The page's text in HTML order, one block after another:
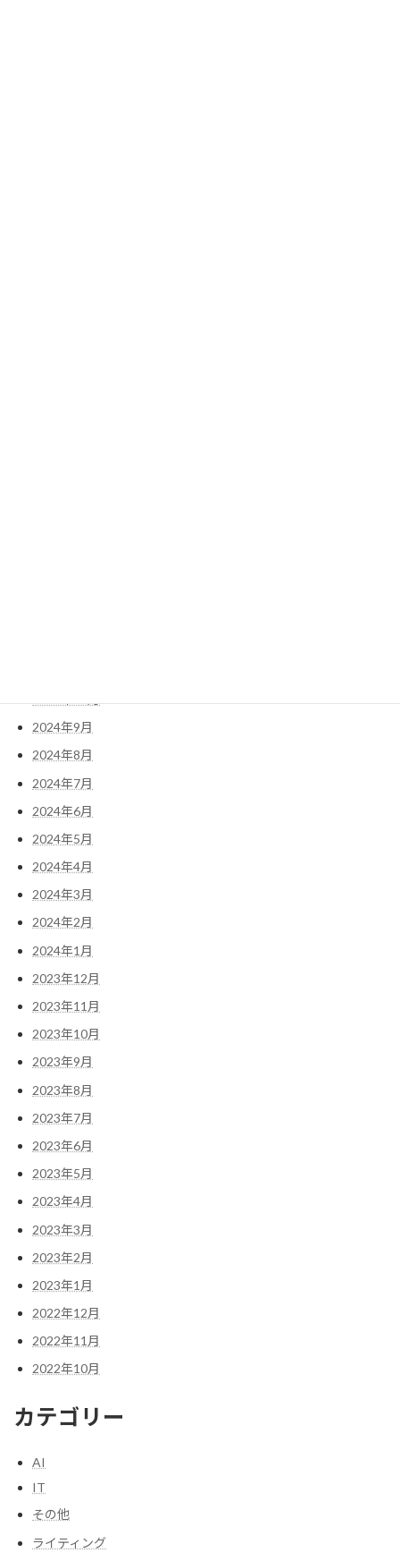
2024年9月
2024年8月
2024年7月
2024年6月
2024年5月
2024年4月
2024年3月
2024年2月
2024年1月
2023年12月
2023年11月
2023年10月
2023年9月
2023年8月
2023年7月
2023年6月
2023年5月
2023年4月
2023年3月
2023年2月
2023年1月
2022年12月
2022年11月
2022年10月
カテゴリー
AI
IT
その他
ライティング